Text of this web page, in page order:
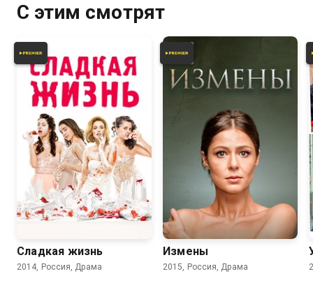
С этим смотрят
7.8 7.0
Сладкая жизнь
2014, Россия, Драма
8.0 7.2
Измены
2015, Россия, Драма